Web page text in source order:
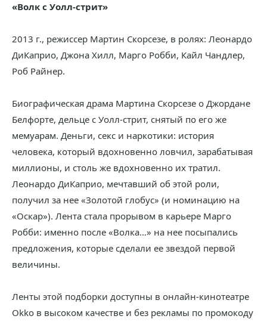
«Волк с Уолл-стрит»
2013 г., режиссер Мартин Скорсезе, в ролях: Леонардо
ДиКаприо, Джона Хилл, Марго Робби, Кайл Чандлер,
Роб Райнер.
Биографическая драма Мартина Скорсезе о Джордане
Белфорте, дельце с Уолл-стрит, снятый по его же
мемуарам. Деньги, секс и наркотики: история
человека, который вдохновенно ловчил, зарабатывая
миллионы, и столь же вдохновенно их тратил.
Леонардо ДиКаприо, мечтавший об этой роли,
получил за нее «Золотой глобус» (и номинацию на
«Оскар»). Лента стала прорывом в карьере Марго
Робби: именно после «Волка…» на нее посыпались
предложения, которые сделали ее звездой первой
величины.
Ленты этой подборки доступны в онлайн-кинотеатре
Okko в высоком качестве и без рекламы по промокоду